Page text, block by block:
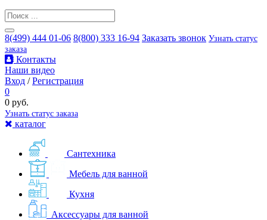
8(499) 444 01-06 8(800) 333 16-94 Заказать звонок Узнать статус
заказа
Контакты
Наши видео
Вход /Регистрация
0
0 руб.
Узнать статус заказа
каталог
Сантехника
Мебель для ванной
Кухня
Аксессуары для ванной